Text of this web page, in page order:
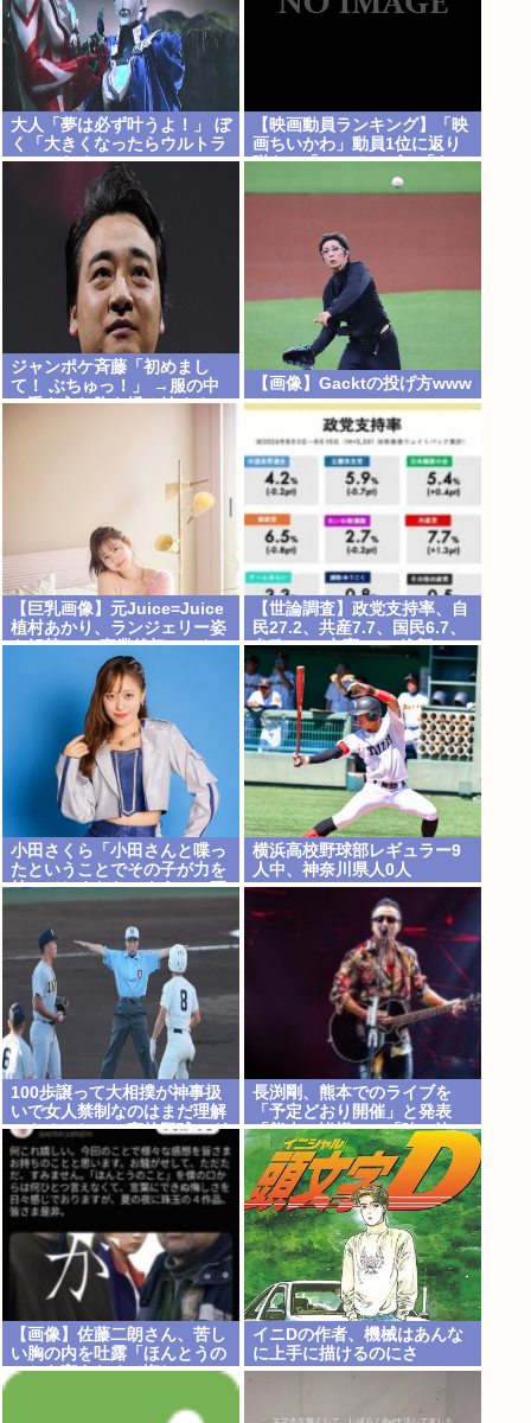
大人「夢は必ず叶うよ！」 ぼ
く「大きくなったらウルトラ
マンになる~」
【映画動員ランキング】「映
画ちいかわ」動員1位に返り
咲き！「ミニオンズ」「あの
星」「ブルーロック」もラン
ジャンポケ斉藤「初めまし
て！ ぶちゅっ！」 →服の中
に手を入れ胸を揉み始める。
【画像】Gacktの投げ方www
【巨乳画像】元Juice=Juice
植村あかり、ランジェリー姿
を解禁www卒業後初フォト
ブックでSEXY下着ショット
を大胆披露！！
【世論調査】政党支持率、自
民27.2、共産7.7、国民6.7、
参政6.5、立憲5.9、維新5.4、
中道4.2、保守3.4、チみ3.3、
公明2.7、れ2.7
小田さくら「小田さんと喋っ
たということでその子が力を
持ってしまわないように、研
修生とは喋らないようにして
る」
横浜高校野球部レギュラー9
人中、神奈川県人0人
100歩譲って大相撲が神事扱
いで女人禁制なのはまだ理解
できるとして、高校野球のグ
ラウンドが女人禁制だったの
はマジ意味わからん
長渕剛、熊本でのライブを
「予定どおり開催」と発表
「熊本の皆様へ」「強い決
意」のメッセージ&寄付も表
明
【画像】佐藤二朗さん、苦し
い胸の内を吐露「ほんとうの
ことを言えなくて悔しい」
イニDの作者、機械はあんな
に上手に描けるのにさ